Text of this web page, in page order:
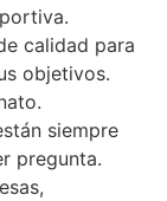
calidad para
objetivos.
siempre
pregunta.